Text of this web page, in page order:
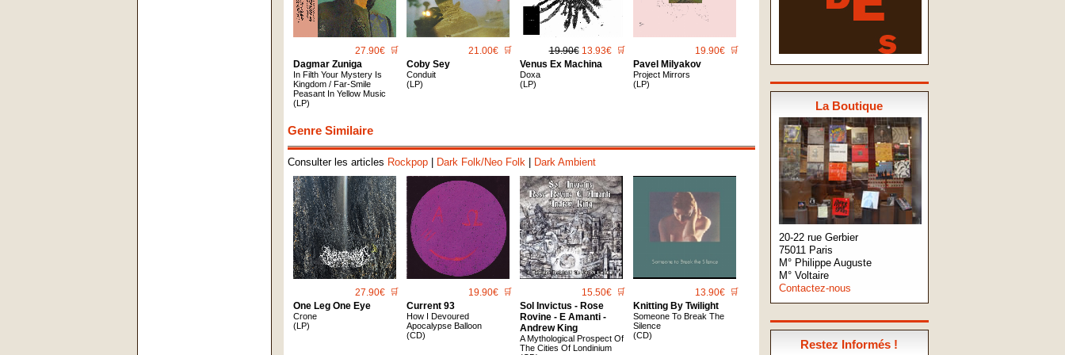
La Boutique
20-22 rue Gerbier
75011 Paris
M° Philippe Auguste
M° Voltaire
Contactez-nous
Restez Informés !
27.90€ 🛒
Dagmar Zuniga
In Filth Your Mystery Is
Kingdom / Far-Smile
Peasant In Yellow Music
(LP)
21.00€ 🛒
Coby Sey
Conduit
(LP)
19.90€ 13.93€ 🛒
Venus Ex Machina
Doxa
(LP)
19.90€ 🛒
Pavel Milyakov
Project Mirrors
(LP)
Genre Similaire
Consulter les articles Rockpop| Dark Folk/Neo Folk| Dark Ambient
27.90€ 🛒
One Leg One Eye
Crone
(LP)
19.90€ 🛒
Current 93
How I Devoured
Apocalypse Balloon
(CD)
15.50€ 🛒
Sol Invictus - Rose
Rovine - E Amanti -
Andrew King
A Mythological Prospect Of
The Cities Of Londinium
13.90€ 🛒
Knitting By Twilight
Someone To Break The
Silence
(CD)